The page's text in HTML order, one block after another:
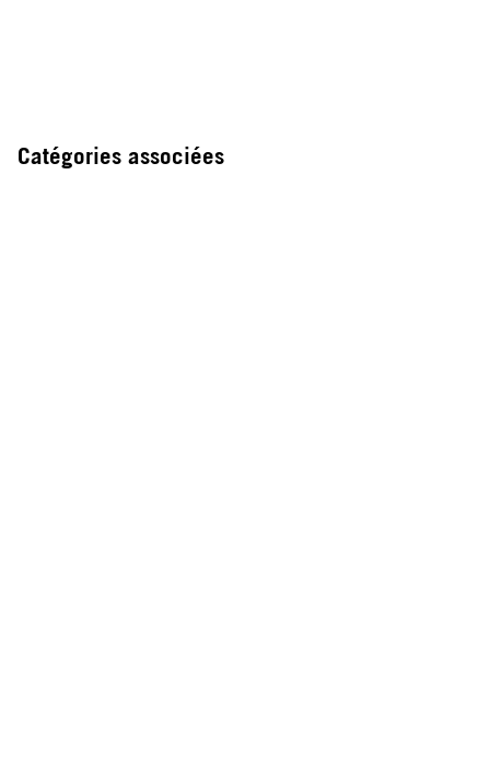
Catégories associées